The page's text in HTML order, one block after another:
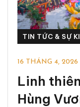
TIN TỨC & SỰ
16 THÁNG 4, 2026
Linh
Hùng